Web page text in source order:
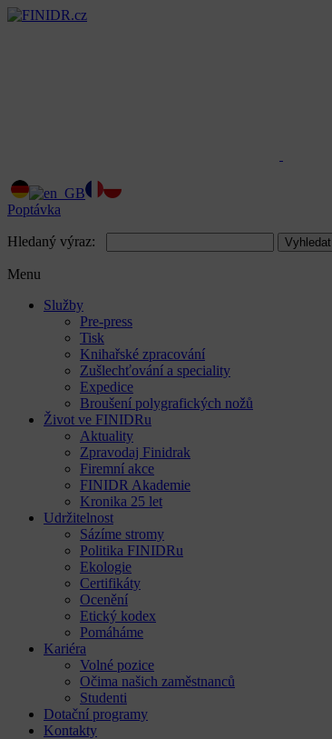
Poptávka
Hledaný výraz: Vyhledat
Menu
Služby
Pre-press
Tisk
Knihařské zpracování
Zušlechťování a speciality
Expedice
Broušení polygrafických nožů
Život ve FINIDRu
Aktuality
Zpravodaj Finidrak
Firemní akce
FINIDR Akademie
Kronika 25 let
Udržitelnost
Sázíme stromy
Politika FINIDRu
Ekologie
Certifikáty
Ocenění
Etický kodex
Pomáháme
Kariéra
Volné pozice
Očima našich zaměstnanců
Studenti
Dotační programy
Kontakty